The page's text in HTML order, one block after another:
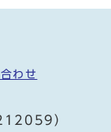
わせ
）